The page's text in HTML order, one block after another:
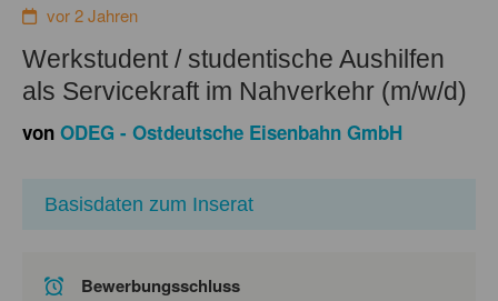
vor 2 Jahren
Werkstudent / studentische Aushilfen
als Servicekraft im Nahverkehr (m/w/d)
von ODEG - Ostdeutsche Eisenbahn GmbH
Basisdaten zum Inserat
Bewerbungsschluss